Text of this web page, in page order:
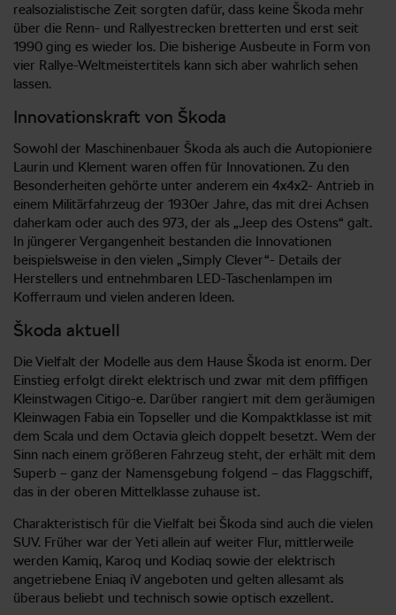
realsozialistische Zeit sorgten dafür, dass keine Škoda mehr
über die Renn- und Rallyestrecken bretterten und erst seit
1990 ging es wieder los. Die bisherige Ausbeute in Form von
vier Rallye-Weltmeistertitels kann sich aber wahrlich sehen
lassen.
Innovationskraft von Škoda
Sowohl der Maschinenbauer Škoda als auch die Autopioniere
Laurin und Klement waren offen für Innovationen. Zu den
Besonderheiten gehörte unter anderem ein 4x4x2- Antrieb in
einem Militärfahrzeug der 1930er Jahre, das mit drei Achsen
daherkam oder auch des 973, der als „Jeep des Ostens“ galt.
In jüngerer Vergangenheit bestanden die Innovationen
beispielsweise in den vielen „Simply Clever“- Details der
Herstellers und entnehmbaren LED-Taschenlampen im
Kofferraum und vielen anderen Ideen.
Škoda aktuell
Die Vielfalt der Modelle aus dem Hause Škoda ist enorm. Der
Einstieg erfolgt direkt elektrisch und zwar mit dem pfiffigen
Kleinstwagen Citigo-e. Darüber rangiert mit dem geräumigen
Kleinwagen Fabia ein Topseller und die Kompaktklasse ist mit
dem Scala und dem Octavia gleich doppelt besetzt. Wem der
Sinn nach einem größeren Fahrzeug steht, der erhält mit dem
Superb – ganz der Namensgebung folgend – das Flaggschiff,
das in der oberen Mittelklasse zuhause ist.
Charakteristisch für die Vielfalt bei Škoda sind auch die vielen
SUV. Früher war der Yeti allein auf weiter Flur, mittlerweile
werden Kamiq, Karoq und Kodiaq sowie der elektrisch
angetriebene Eniaq iV angeboten und gelten allesamt als
überaus beliebt und technisch sowie optisch exzellent.